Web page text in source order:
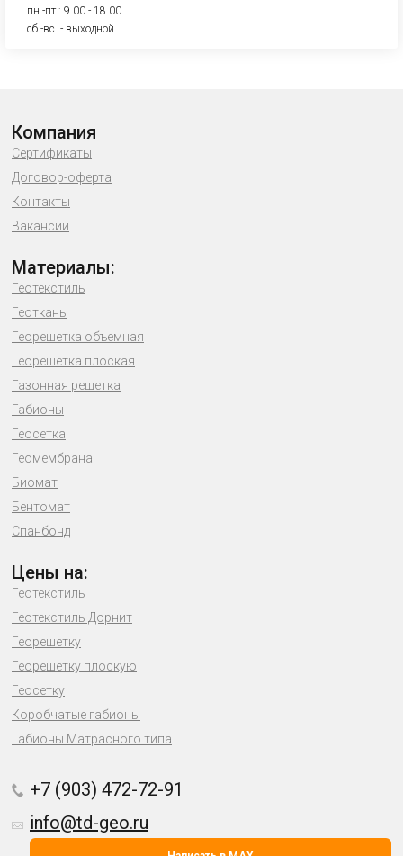
пн.-пт.: 9.00 - 18.00
сб.-вс. - выходной
Компания
Сертификаты
Договор-оферта
Контакты
Вакансии
Материалы:
Геотекстиль
Геоткань
Георешетка объемная
Георешетка плоская
Газонная решетка
Габионы
Геосетка
Геомембрана
Биомат
Бентомат
Спанбонд
Цены на:
Геотекстиль
Геотекстиль Дорнит
Георешетку
Георешетку плоскую
Геосетку
Коробчатые габионы
Габионы Матрасного типа
+7 (903) 472-72-91
info@td-geo.ru